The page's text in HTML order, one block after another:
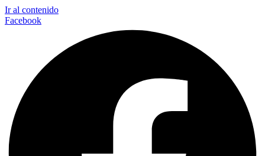
Ir al contenido
Facebook